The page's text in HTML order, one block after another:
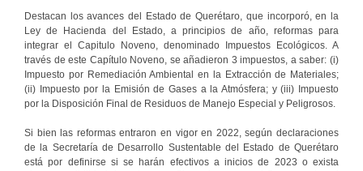
Destacan los avances del Estado de Querétaro, que incorporó, en la
Ley de Hacienda del Estado, a principios de año, reformas para
integrar el Capitulo Noveno, denominado Impuestos Ecológicos. A
través de este Capítulo Noveno, se añadieron 3 impuestos, a saber: (i)
Impuesto por Remediación Ambiental en la Extracción de Materiales;
(ii) Impuesto por la Emisión de Gases a la Atmósfera; y (iii) Impuesto
por la Disposición Final de Residuos de Manejo Especial y Peligrosos.
Si bien las reformas entraron en vigor en 2022, según declaraciones
de la Secretaría de Desarrollo Sustentable del Estado de Querétaro
está por definirse si se harán efectivos a inicios de 2023 o exista